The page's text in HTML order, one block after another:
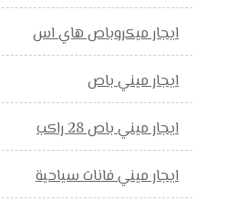
ايجار ميكروباص هاي اس
ايجار ميني باص
ايجار ميني باص 28 راكب
ايجار ميني فانات سياحية